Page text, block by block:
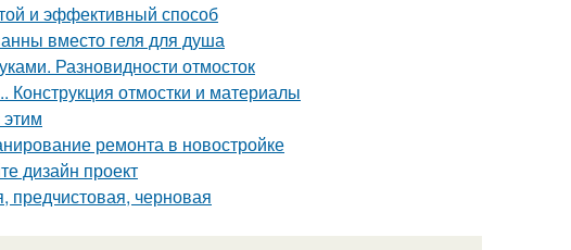
и эффективный способ
вместо геля для душа
Разновидности отмосток
Конструкция отмостки и материалы
ремонта в новостройке
дизайн проект
предчистовая, черновая